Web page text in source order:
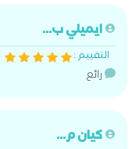
ايميلي ب...
التقييم :
رائع
كيان م...